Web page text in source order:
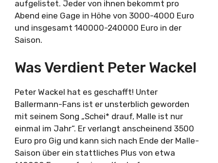
aufgelistet. Jeder von ihnen bekommt pro
Abend eine Gage in Höhe von 3000-4000 Euro
und insgesamt 140000-240000 Euro in der
Saison.
Was Verdient Peter Wackel
Peter Wackel hat es geschafft! Unter
Ballermann-Fans ist er unsterblich geworden
mit seinem Song „Schei* drauf, Malle ist nur
einmal im Jahr“. Er verlangt anscheinend 3500
Euro pro Gig und kann sich nach Ende der Malle-
Saison über ein stattliches Plus von etwa